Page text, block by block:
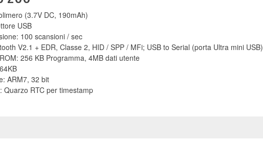
(3.7V DC, 190mAh)
USB
100 scansioni / sec
V2.1 + EDR, Classe 2, HID / SPP / MFi; USB to Serial (porta Ultra mini USB)
256 KB Programma, 4MB dati utente
ARM7, 32 bit
Quarzo RTC per timestamp